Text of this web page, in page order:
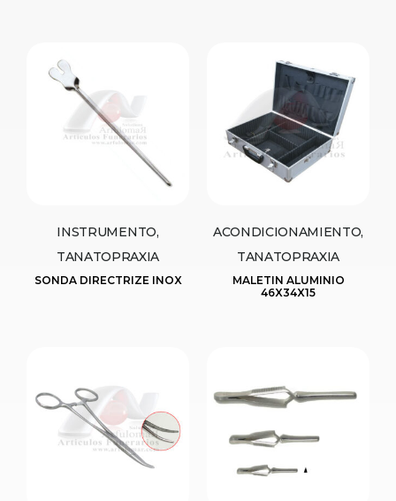
INSTRUMENTO,
TANATOPRAXIA
SONDA DIRECTRIZE INOX
ACONDICIONAMIENTO,
TANATOPRAXIA
MALETIN ALUMINIO
46X34X15